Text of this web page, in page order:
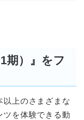
期）』をフ
上のさまざまな
ツを体験できる動